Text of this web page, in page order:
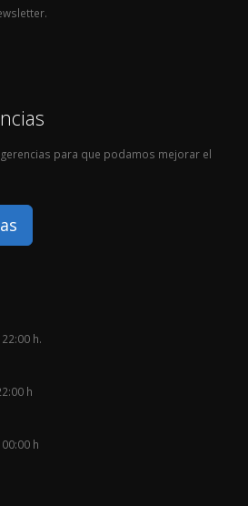
para que podamos mejorar el
h.
h
h